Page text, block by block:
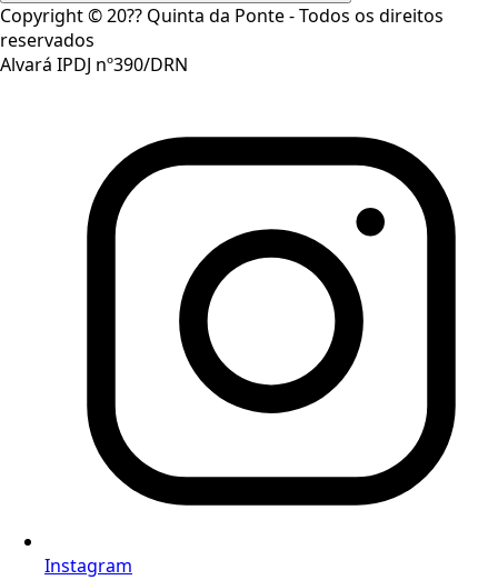
Copyright ©20?? Quinta da Ponte - Todos os direitos
reservados
Alvará IPDJ nº390/DRN
Instagram